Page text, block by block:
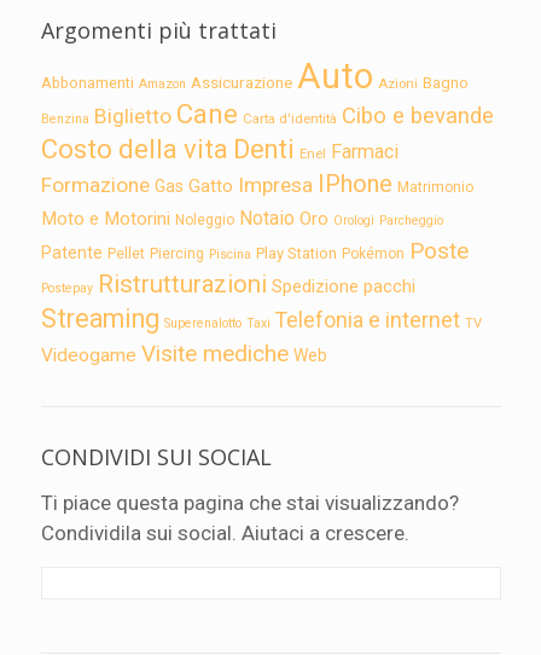
Argomenti più trattati
Abbonamenti Amazon Assicurazione Auto Azioni Bagno
Benzina Biglietto Cane Carta d'identità Cibo e bevande
Costo della vita Denti Enel Farmaci
Formazione Gas Gatto Impresa IPhone Matrimonio
Moto e Motorini Noleggio Notaio Oro Orologi Parcheggio
Patente Pellet Piercing Piscina Play Station Pokémon Poste
Postepay Ristrutturazioni Spedizione pacchi
Streaming Superenalotto Taxi Telefonia e internet TV
Videogame Visite mediche Web
CONDIVIDI SUI SOCIAL
Ti piace questa pagina che stai visualizzando?
Condividila sui social. Aiutaci a crescere.